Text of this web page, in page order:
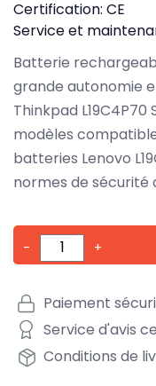
Certification: CE
Service et
Batterie
grande autonomie
Thinkpad L19C4P70
modèles
batteries Lenovo
normes de sécurité
- +
Paiement
Service d'avis
Conditions de